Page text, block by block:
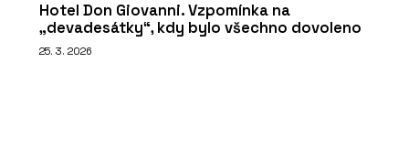
Hotel Don Giovanni. Vzpomínka na
„devadesátky“, kdy bylo všechno dovoleno
25. 3. 2026